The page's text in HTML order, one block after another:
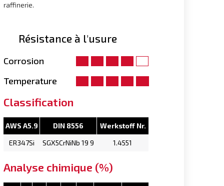
raffinerie.
Résistance à l'usure
Corrosion
Temperature
Classification
AWS A5.9 DIN 8556
Werkstoff Nr.
ER347Si
SGX5CrNiNb 19 9 1.4551
Analyse chimique (%)